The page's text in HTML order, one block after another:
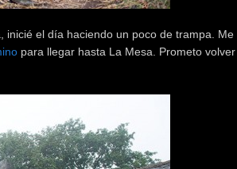
inicié el día haciendo un poco de trampa. Me
para llegar hasta La Mesa. Prometo volver